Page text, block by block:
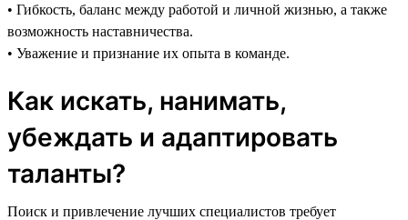
• Гибкость, баланс между работой и личной жизнью, а также
возможность наставничества.
• Уважение и признание их опыта в команде.
Как искать, нанимать,
убеждать и адаптировать
таланты?
Поиск и привлечение лучших специалистов требует